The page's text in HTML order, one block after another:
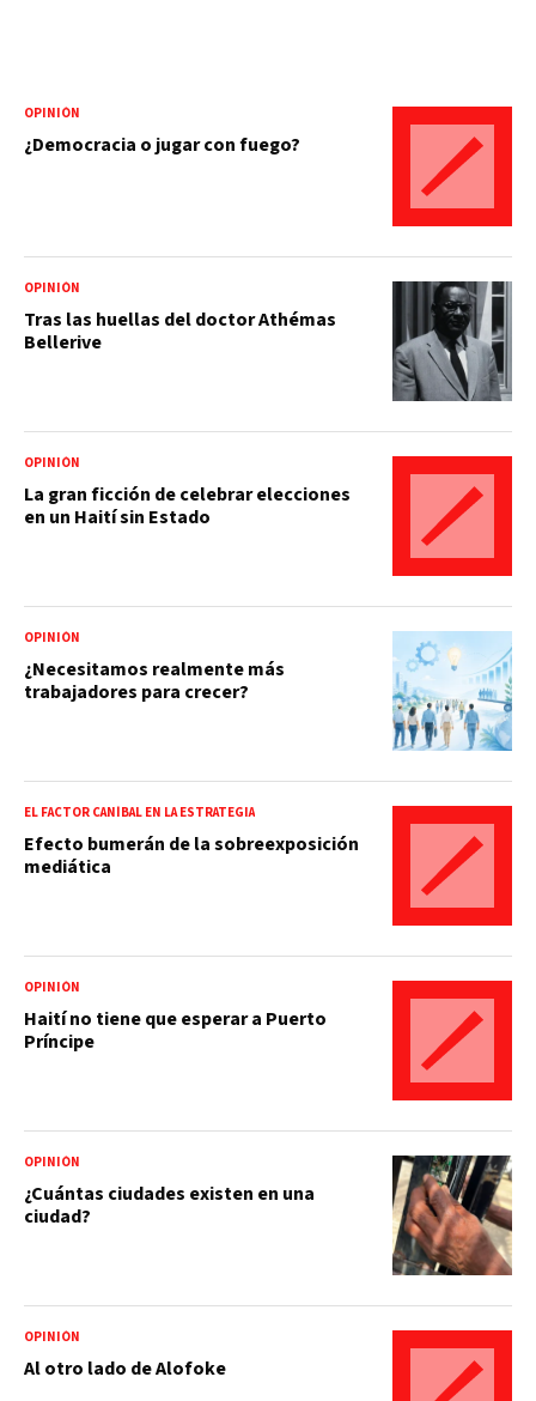
OPINIÓN
¿Democracia o jugar con fuego?
OPINIÓN
Tras las huellas del doctor Athémas
Bellerive
OPINIÓN
La gran ficción de celebrar elecciones
en un Haití sin Estado
OPINIÓN
¿Necesitamos realmente más
trabajadores para crecer?
EL FACTOR CANÍBAL EN LA ESTRATEGIA
Efecto bumerán de la sobreexposición
mediática
OPINIÓN
Haití no tiene que esperar a Puerto
Príncipe
OPINIÓN
¿Cuántas ciudades existen en una
ciudad?
OPINIÓN
Al otro lado de Alofoke